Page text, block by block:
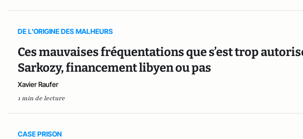
DE L'ORIGINE DES MALHEURS
Ces mauvaises fréquentations que s’est trop
Sarkozy, financement libyen ou pas
Xavier Raufer
1 min de lecture
CASE PRISON